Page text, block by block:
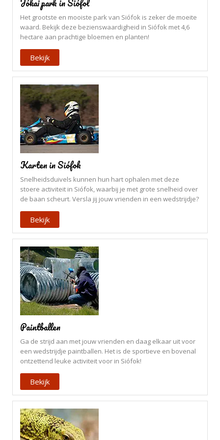
Jókai park in Siófol
Het grootste en mooiste park van Siófok is zeker de moeite
waard. Bekijk deze bezienswaardigheid in Siófok met 4,6
hectare aan prachtige bloemen en planten!
Bekijk
Karten in Siófok
Snelheidsduivels kunnen hun hart ophalen met deze
stoere activiteit in Siófok, waarbij je met grote snelheid over
de baan scheurt. Versla jij jouw vrienden in een wedstrijdje?
Bekijk
Paintballen
Ga de strijd aan met jouw vrienden en daag elkaar uit voor
een wedstrijdje paintballen. Het is de sportieve en bovenal
ontzettend leuke activiteit voor in Siófok!
Bekijk